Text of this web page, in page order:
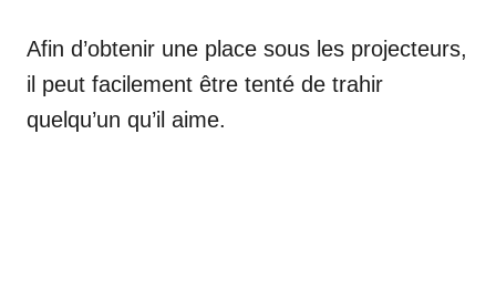
Afin d’obtenir une place sous les projecteurs,
il peut facilement être tenté de trahir
quelqu’un qu’il aime.